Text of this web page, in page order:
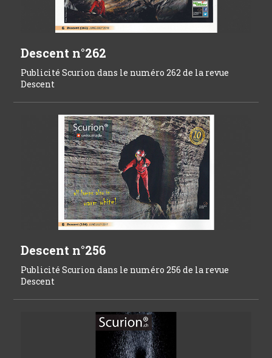
Descent n°262
Publicité Scurion dans le numéro 262 de la revue
Descent
Descent n°256
Publicité Scurion dans le numéro 256 de la revue
Descent